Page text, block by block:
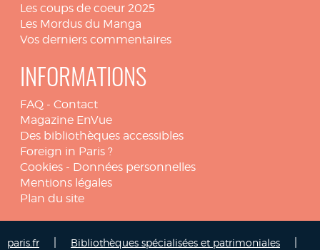
Les coups de coeur 2025
Les Mordus du Manga
Vos derniers commentaires
INFORMATIONS
FAQ - Contact
Magazine EnVue
Des bibliothèques accessibles
Foreign in Paris ?
Cookies - Données personnelles
Mentions légales
Plan du site
paris.fr Bibliothèques spécialisées et patrimoniales